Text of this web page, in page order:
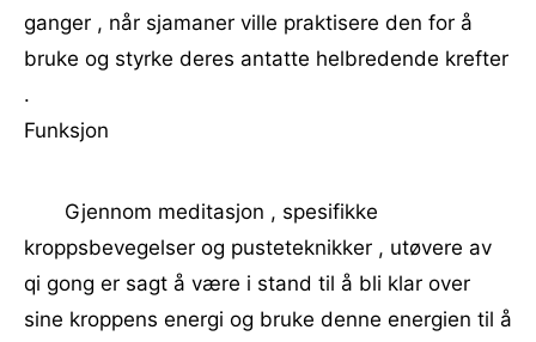
ganger , når sjamaner ville praktisere den for å
bruke og styrke deres antatte helbredende krefter
.
Funksjon
Gjennom meditasjon , spesifikke
kroppsbevegelser og pusteteknikker , utøvere av
qi gong er sagt å være i stand til å bli klar over
sine kroppens energi og bruke denne energien til å